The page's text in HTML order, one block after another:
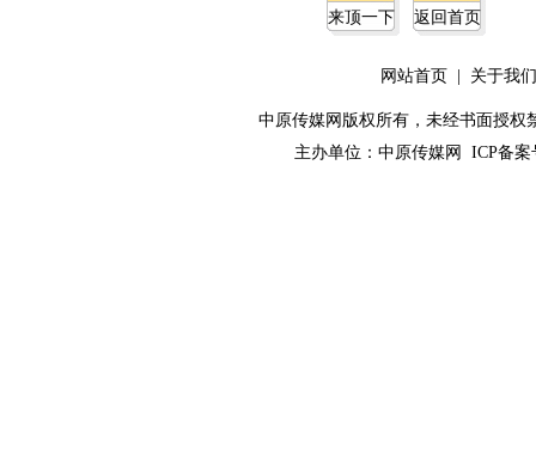
来顶一下 返回首页
网站首页 关于我们
中原传媒网版权所有，未经书面授权
主办单位： 中原传媒网 ICP备案